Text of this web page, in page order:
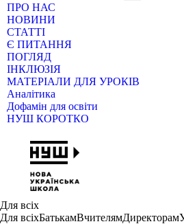
ПРО НАС
НОВИНИ
СТАТТІ
Є ПИТАННЯ
ПОГЛЯД
ІНКЛЮЗІЯ
МАТЕРІАЛИ ДЛЯ УРОКІВ
Аналітика
Дофамін для освіти
НУШ КОРОТКО
Для всіх
Для всіхБатькамВчителямДиректорам